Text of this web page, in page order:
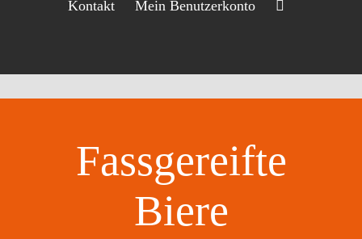
Kontakt Mein Benutzerkonto
Fassgereifte
Biere